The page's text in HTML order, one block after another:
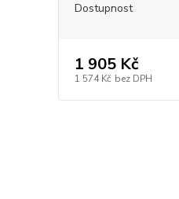
Dostupnost
1 905 Kč
1 574 Kč bez DPH